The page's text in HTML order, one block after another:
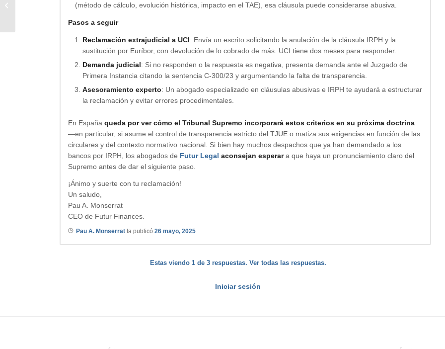
(método de cálculo, evolución histórica, impacto en el TAE), esa cláusula puede considerarse abusiva.
Pasos a seguir
Reclamación extrajudicial a UCI: Envía un escrito solicitando la anulación de la cláusula IRPH y la
sustitución por Euríbor, con devolución de lo cobrado de más. UCI tiene dos meses para responder.
Demanda judicial: Si no responden o la respuesta es negativa, presenta demanda ante el Juzgado de
Primera Instancia citando la sentencia C-300/23 y argumentando la falta de transparencia.
Asesoramiento experto: Un abogado especializado en cláusulas abusivas e IRPH te ayudará a estructurar
la reclamación y evitar errores procedimentales.
En España queda por ver cómo el Tribunal Supremo incorporará estos criterios en su próxima doctrina
—en particular, si asume el control de transparencia estricto del TJUE o matiza sus exigencias en función de las
circulares y del contexto normativo nacional. Si bien hay muchos despachos que ya han demandado a los
bancos por IRPH, los abogados de Futur Legal aconsejan esperara que haya un pronunciamiento claro del
Supremo antes de dar el siguiente paso.
¡Ánimo y suerte con tu reclamación!
Un saludo,
Pau A. Monserrat
CEO de Futur Finances.
Pau A. Monserrat la publicó 26 mayo, 2025
Estas viendo 1 de 3 respuestas. Ver todas las respuestas.
Iniciar sesión